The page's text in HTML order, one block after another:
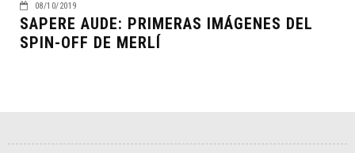
08/10/2019
SAPERE AUDE: PRIMERAS IMÁGENES DEL
SPIN-OFF DE MERLÍ